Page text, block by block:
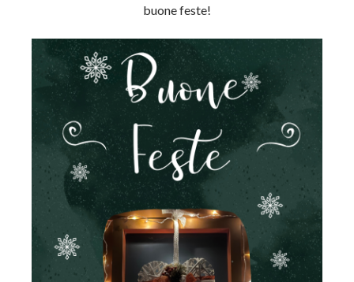
buone feste!